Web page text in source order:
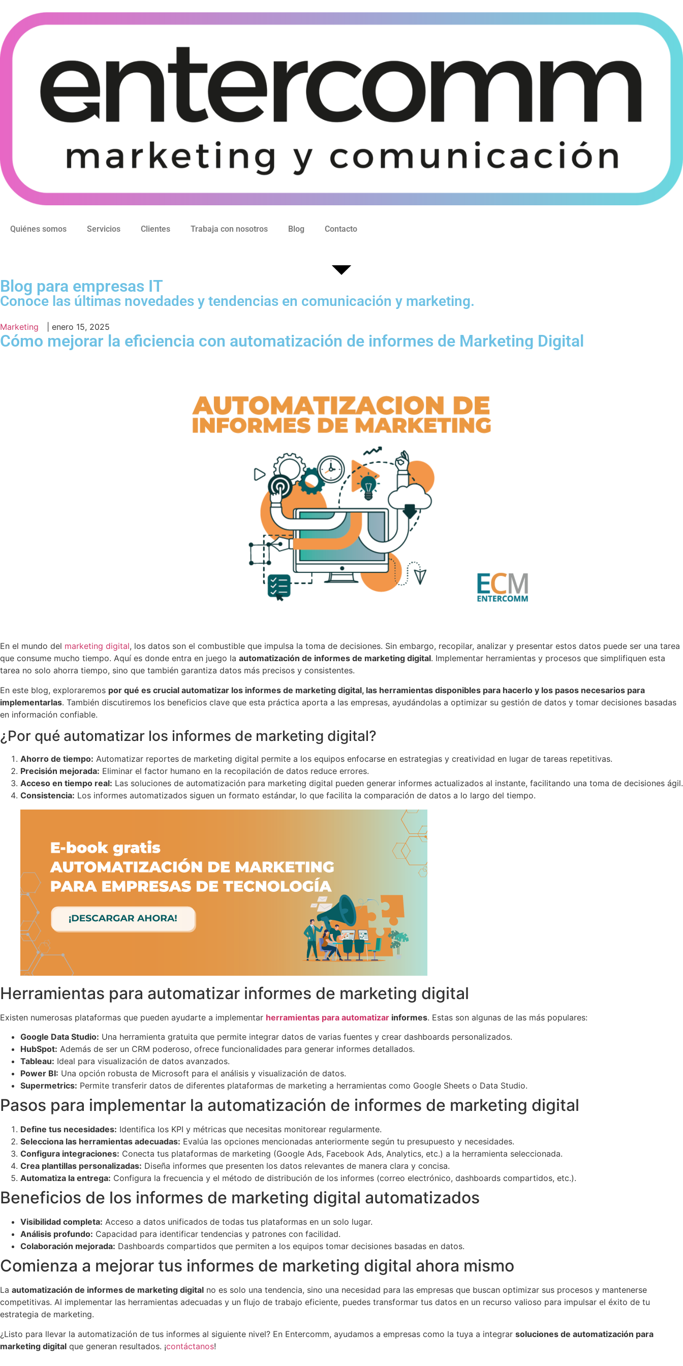
Quiénes somos Servicios Clientes Trabaja con nosotros Blog Contacto
Blog para empresas IT
Conoce las últimas novedades y tendencias en comunicación y marketing.
Marketing enero 15, 2025
Cómo mejorar la eficiencia con automatización de informes de Marketing Digital
En el mundo del marketing digital, los datos son el combustible que impulsa la toma de decisiones. Sin embargo, recopilar, analizar y presentar estos datos puede ser una tarea
que consume mucho tiempo. Aquí es donde entra en juego la automatización de informes de marketing digital. Implementar herramientas y procesos que simplifiquen esta
tarea no solo ahorra tiempo, sino que también garantiza datos más precisos y consistentes.
En este blog, exploraremos por qué es crucial automatizar los informes de marketing digital, las herramientas disponibles para hacerlo y los pasos necesarios para
implementarlas. También discutiremos los beneficios clave que esta práctica aporta a las empresas, ayudándolas a optimizar su gestión de datos y tomar decisiones basadas
en información confiable.
¿Por qué automatizar los informes de marketing digital?
Ahorro de tiempo: Automatizar reportes de marketing digital permite a los equipos enfocarse en estrategias y creatividad en lugar de tareas repetitivas.
Precisión mejorada: Eliminar el factor humano en la recopilación de datos reduce errores.
Acceso en tiempo real: Las soluciones de automatización para marketing digital pueden generar informes actualizados al instante, facilitando una toma de decisiones ágil.
Consistencia: Los informes automatizados siguen un formato estándar, lo que facilita la comparación de datos a lo largo del tiempo.
Herramientas para automatizar informes de marketing digital
Existen numerosas plataformas que pueden ayudarte a implementar herramientas para automatizar informes. Estas son algunas de las más populares:
Google Data Studio: Una herramienta gratuita que permite integrar datos de varias fuentes y crear dashboards personalizados.
HubSpot: Además de ser un CRM poderoso, ofrece funcionalidades para generar informes detallados.
Tableau: Ideal para visualización de datos avanzados.
Power BI: Una opción robusta de Microsoft para el análisis y visualización de datos.
Supermetrics: Permite transferir datos de diferentes plataformas de marketing a herramientas como Google Sheets o Data Studio.
Pasos para implementar la automatización de informes de marketing digital
Define tus necesidades: Identifica los KPI y métricas que necesitas monitorear regularmente.
Selecciona las herramientas adecuadas: Evalúa las opciones mencionadas anteriormente según tu presupuesto y necesidades.
Configura integraciones: Conecta tus plataformas de marketing (Google Ads, Facebook Ads, Analytics, etc.) a la herramienta seleccionada.
Crea plantillas personalizadas: Diseña informes que presenten los datos relevantes de manera clara y concisa.
Automatiza la entrega: Configura la frecuencia y el método de distribución de los informes (correo electrónico, dashboards compartidos, etc.).
Beneficios de los informes de marketing digital automatizados
Visibilidad completa: Acceso a datos unificados de todas tus plataformas en un solo lugar.
Análisis profundo: Capacidad para identificar tendencias y patrones con facilidad.
Colaboración mejorada: Dashboards compartidos que permiten a los equipos tomar decisiones basadas en datos.
Comienza a mejorar tus informes de marketing digital ahora mismo
La automatización de informes de marketing digital no es solo una tendencia, sino una necesidad para las empresas que buscan optimizar sus procesos y mantenerse
competitivas. Al implementar las herramientas adecuadas y un flujo de trabajo eficiente, puedes transformar tus datos en un recurso valioso para impulsar el éxito de tu
estrategia de marketing.
¿Listo para llevar la automatización de tus informes al siguiente nivel? En Entercomm, ayudamos a empresas como la tuya a integrar soluciones de automatización para
marketing digital que generan resultados. ¡contáctanos!